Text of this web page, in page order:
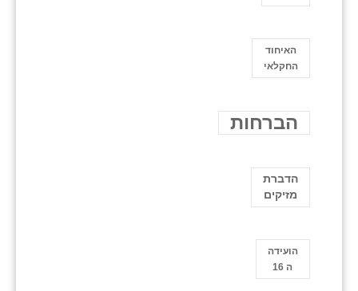
האיחוד
החקלאי
הברחות
הדברת
מזיקים
הועידה
ה 16